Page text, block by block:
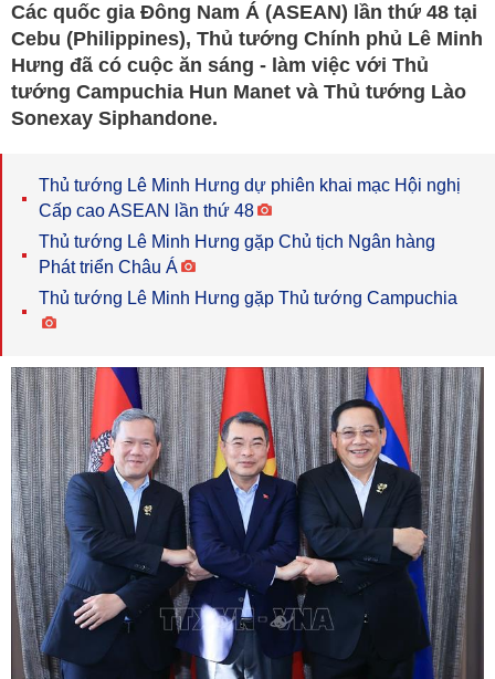
Các quốc gia Đông Nam Á (ASEAN) lần thứ 48 tại
Cebu (Philippines), Thủ tướng Chính phủ Lê Minh
Hưng đã có cuộc ăn sáng - làm việc với Thủ
tướng Campuchia Hun Manet và Thủ tướng Lào
Sonexay Siphandone.
Thủ tướng Lê Minh Hưng dự phiên khai mạc Hội nghị
Cấp cao ASEAN lần thứ 48
Thủ tướng Lê Minh Hưng gặp Chủ tịch Ngân hàng
Phát triển Châu Á
Thủ tướng Lê Minh Hưng gặp Thủ tướng Campuchia